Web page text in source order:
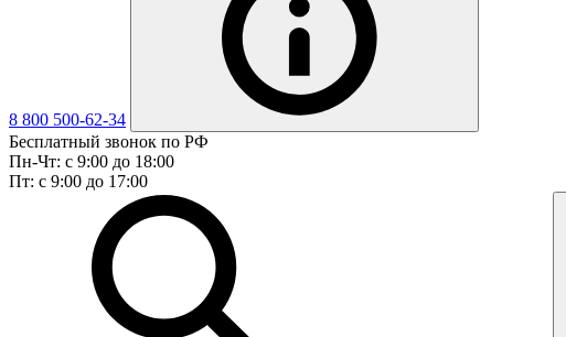
8 800 500-62-34
Бесплатный звонок по РФ
Пн-Чт: с 9:00 до 18:00
Пт: с 9:00 до 17:00